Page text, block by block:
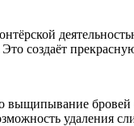
создаёт
выщипывание бровей
удаления